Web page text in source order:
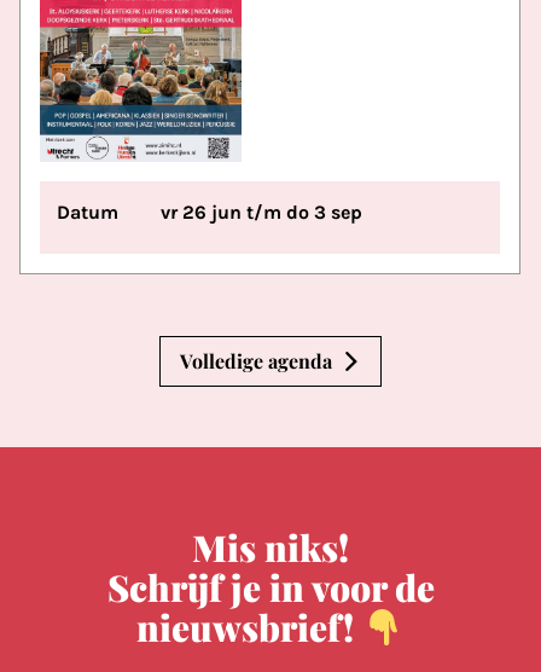
Datum vr 26 jun t/m do 3 sep
Volledige agenda
Mis niks!
Schrijf je in voor de
nieuwsbrief!